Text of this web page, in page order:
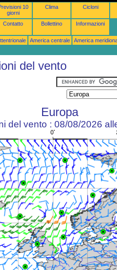
10
giorni
Clima Cicloni
Contatto Bollettino Informazioni
America centrale
America
del vento
Europa
del vento : 08/08/2026